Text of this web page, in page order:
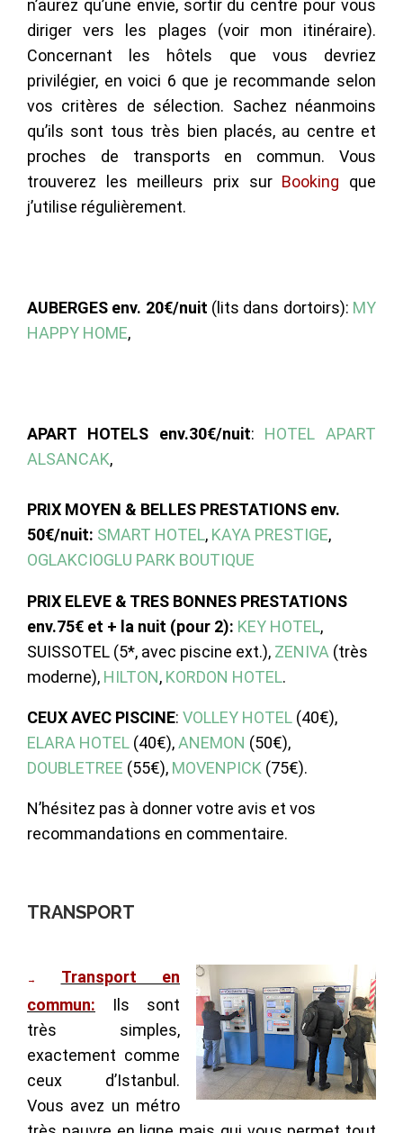
n’aurez qu’une envie, sortir du centre pour vous
diriger vers les plages (voir mon itinéraire).
Concernant les hôtels que vous devriez
privilégier, en voici 6 que je recommande selon
vos critères de sélection. Sachez néanmoins
qu’ils sont tous très bien placés, au centre et
proches de transports en commun. Vous
trouverez les meilleurs prix sur Booking que
j’utilise régulièrement.
AUBERGES env. 20€/nuit (lits dans dortoirs): MY
HAPPY HOME,
APART HOTELS env.30€/nuit: HOTEL APART
ALSANCAK,
PRIX MOYEN & BELLES PRESTATIONS env.
50€/nuit: SMART HOTEL, KAYA PRESTIGE,
OGLAKCIOGLU PARK BOUTIQUE
PRIX ELEVE & TRES BONNES PRESTATIONS
env.75€ et + la nuit (pour 2): KEY HOTEL,
SUISSOTEL (5*, avec piscine ext.), ZENIVA (très
moderne), HILTON, KORDON HOTEL.
CEUX AVEC PISCINE: VOLLEY HOTEL (40€),
ELARA HOTEL (40€),ANEMON (50€),
DOUBLETREE (55€), MOVENPICK (75€).
N’hésitez pas à donner votre avis et vos
recommandations en commentaire.
TRANSPORT
→
Transport en
commun:
Ils sont
très simples,
exactement comme
ceux d’Istanbul.
Vous avez un métro